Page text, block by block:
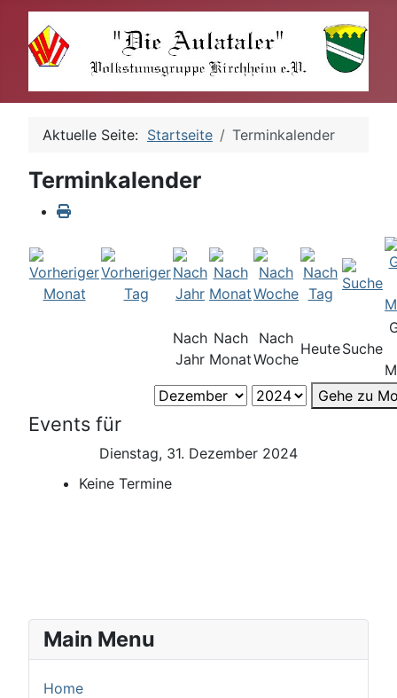
Aktuelle Seite: Startseite Terminkalender
Terminkalender
Nach
Jahr
Nach
Monat
Nach
Woche
HeuteSuche
Gehe zu
Events für
Dienstag, 31. Dezember 2024
Keine Termine
Main Menu
Home